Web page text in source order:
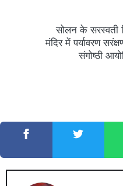
सोलन के सरस्वती
मंदिर में पर्यावरण
संगोष्ठी